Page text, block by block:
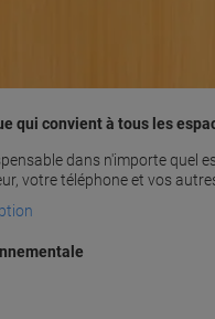
qui convient à tous les
dans n'importe quel
votre téléphone et vos